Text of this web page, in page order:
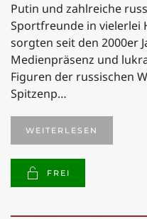
Putin und zahlreiche
Sportfreunde in vielerlei
sorgten seit den 2000er
Medienpräsenz und
Figuren der russischen
Spitzenp…
WEITERLESEN
FREI